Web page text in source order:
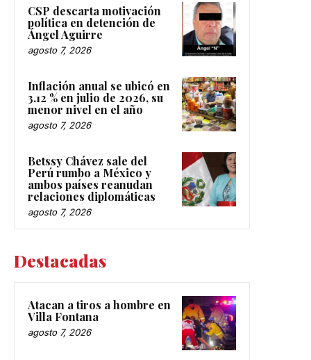
CSP descarta motivación
política en detención de
Ángel Aguirre
agosto 7, 2026
Inflación anual se ubicó en
3.12 % en julio de 2026, su
menor nivel en el año
agosto 7, 2026
Betssy Chávez sale del
Perú rumbo a México y
ambos países reanudan
relaciones diplomáticas
agosto 7, 2026
Destacadas
Atacan a tiros a hombre en
Villa Fontana
agosto 7, 2026